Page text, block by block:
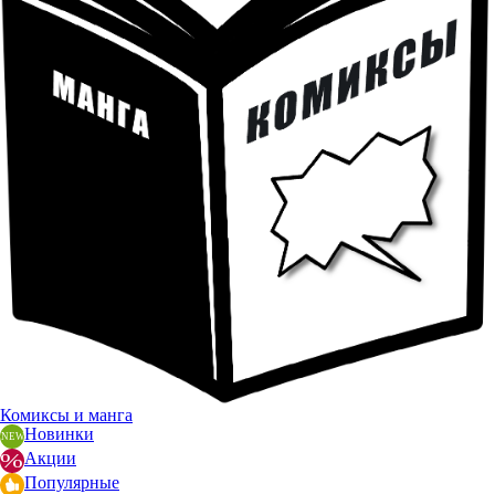
Комиксы и манга
Новинки
Акции
Популярные